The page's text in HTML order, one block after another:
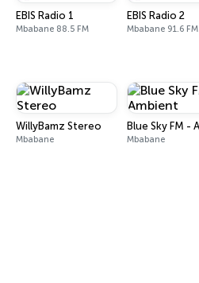
EBIS Radio 1
Mbabane 88.5 FM
EBIS Radio 2
Mbabane 91.6 FM
WillyBamz Stereo
Mbabane
Blue Sky FM -
Mbabane